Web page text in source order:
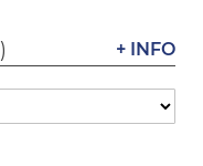
+ INFO